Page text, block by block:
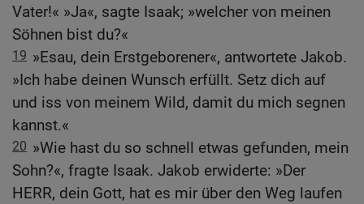
Vater!« »Ja«, sagte Isaak; »welcher von meinen
Söhnen bist du?«
19 »Esau, dein Erstgeborener«, antwortete Jakob.
»Ich habe deinen Wunsch erfüllt. Setz dich auf
und iss von meinem Wild, damit du mich segnen
kannst.«
20 »Wie hast du so schnell etwas gefunden, mein
Sohn?«, fragte Isaak. Jakob erwiderte: »Der
HERR, dein Gott, hat es mir über den Weg laufen